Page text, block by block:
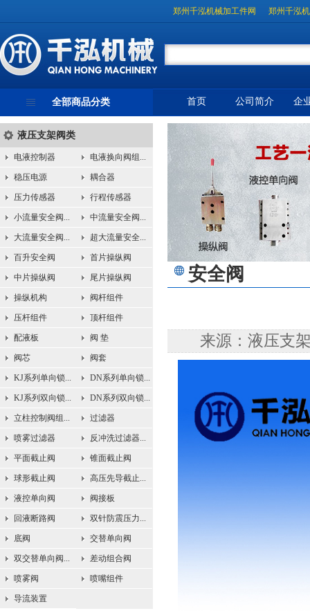
郑州千泓机械加工件网 郑州千泓
全部商品分类
液压支架阀类
电液控制器 电液换向阀组...
稳压电源 耦合器
压力传感器 行程传感器
小流量安全阀... 中流量安全阀...
大流量安全阀... 超大流量安全...
百升安全阀 首片操纵阀
中片操纵阀 尾片操纵阀
操纵机构 阀杆组件
压杆组件 顶杆组件
配液板 阀 垫
阀芯 阀套
KJ系列单向锁... DN系列单向锁...
KJ系列双向锁... DN系列双向锁...
立柱控制阀组... 过滤器
喷雾过滤器 反冲洗过滤器...
平面截止阀 锥面截止阀
球形截止阀 高压先导截止...
液控单向阀 阀接板
回液断路阀 双针防震压力...
底阀 交替单向阀
双交替单向阀... 差动组合阀
喷雾阀 喷嘴组件
导流装置
首页 公司简介 企
安全阀
来源：液压支